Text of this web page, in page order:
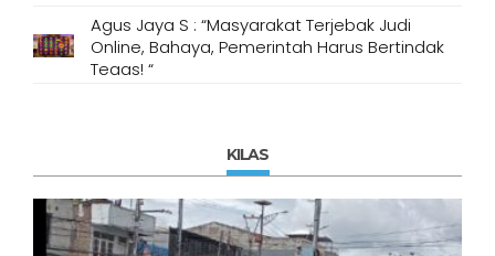
Agus Jaya S : “Masyarakat Terjebak Judi
Online, Bahaya, Pemerintah Harus Bertindak
Tegas! “
KILAS